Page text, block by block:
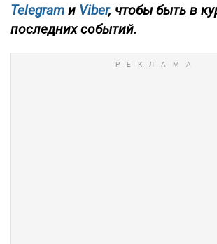
Telegram и Viber, чтобы быть в
последних событий.